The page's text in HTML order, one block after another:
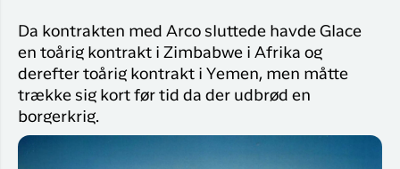
Da kontrakten med Arco sluttede havde Glace
en toårig kontrakt i Zimbabwe i Afrika og
derefter toårig kontrakt i Yemen, men måtte
trække sig kort før tid da der udbrød en
borgerkrig.